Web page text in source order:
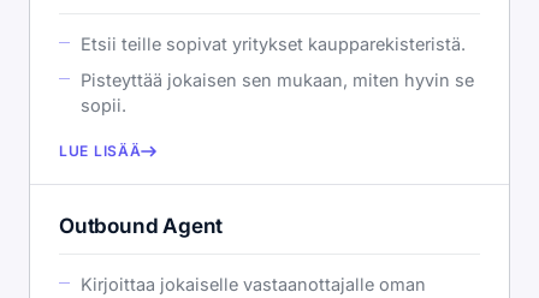
Etsii teille sopivat yritykset kaupparekisteristä.
Pisteyttää jokaisen sen mukaan, miten hyvin se
sopii.
LUE LISÄÄ
Outbound Agent
Kirjoittaa jokaiselle vastaanottajalle oman